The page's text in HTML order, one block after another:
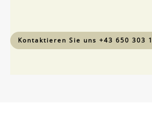
Kontaktieren Sie uns +43 650 303